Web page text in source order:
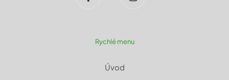
Rychlé menu
Úvod